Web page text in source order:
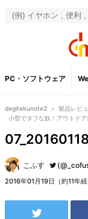
PC・ソフトウェア
degitekunote2 > 製品レビ
小型でタフな奴！アウトド
こふす
2016年01月19日（約11年経